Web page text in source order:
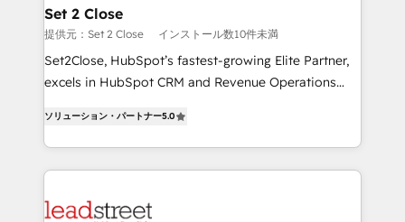
días.
and technology for predictable, scalable revenue
growth. Our expertise spans RevOps, CRM and data
architecture, AI enablement, and strategic marketing,
delivered through our proprietary FLAIR framework
Partner and ISO 27001:2022 certified consultancy,
we blend strategy, creativity, and technology to help
Set 2 Close
提供元：Set 2 Close インストール数10件未満
Set2Close, HubSpot’s fastest-growing Elite Partner,
excels in HubSpot CRM and Revenue Operations
As a top HubSpot Elite Partner, we specialize in
custom HubSpot CRM solutions. Our experts design,
implement, and optimize systems to enhance user
marketing, and service teams. From setup to
ソリューション・パートナー5.0